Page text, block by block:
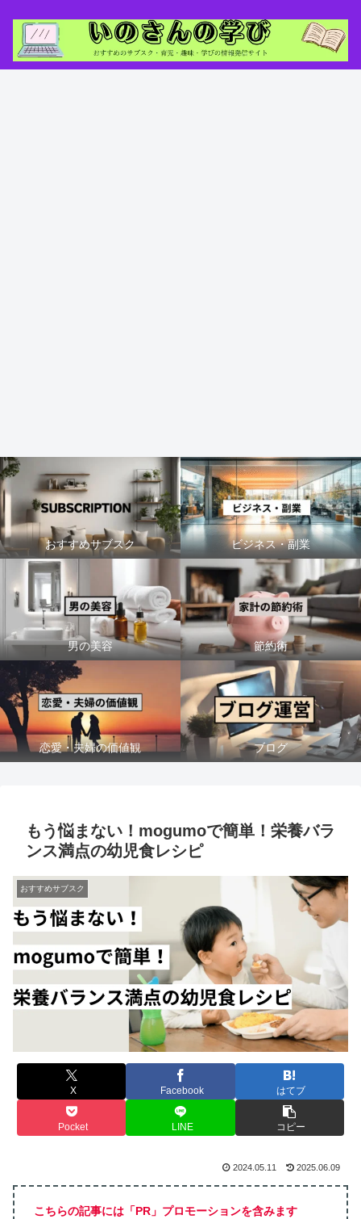
おすすめサブスク ビジネス・副業
男の美容 節約術
恋愛・夫婦の価値観 ブログ
もう悩まない！mogumoで簡単！栄養バラ
ンス満点の幼児食レシピ
おすすめサブスク
X Facebook はてブ
Pocket LINE コピー
2024.05.11 2025.06.09
こちらの記事には「PR」プロモーションを含みます